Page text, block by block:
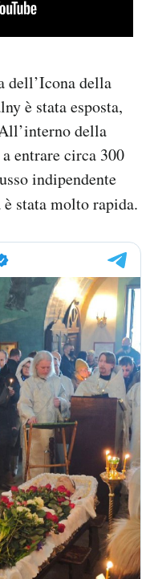
dell’Icona della
è stata esposta,
della
entrare circa 300
indipendente
stata molto rapida.